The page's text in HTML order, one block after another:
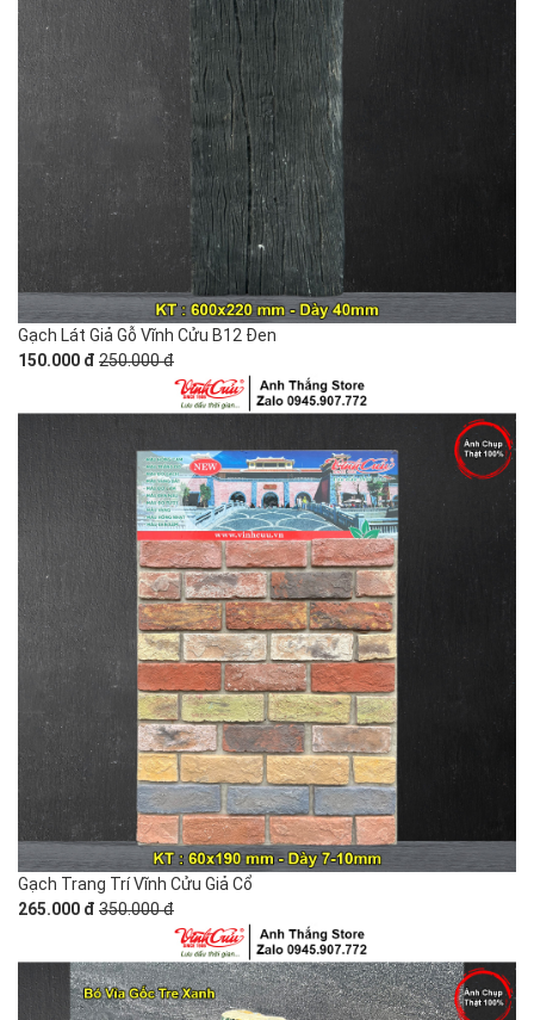
Gạch Lát Giả Gỗ Vĩnh Cửu B12 Đen
150.000 đ 250.000 đ
Gạch Trang Trí Vĩnh Cửu Giả Cổ
265.000 đ 350.000 đ